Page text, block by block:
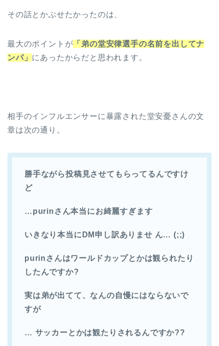
その話とかぶせたかったのは、
最大のポイントが 「弟の堂安律選手の名前を出してナ
ンパ」 にあったからだと思われます。
相手のインフルエンサーに暴露された堂安憂さんの文
章は次の通り。
勝手ながら投稿見させてもらってるんですけ
ど
…purinさん本当にお綺麗すぎます
いきなり本当にDM申し訳ありませ ん… (;;)
purinさんはワールドカップとかは観られたり
したんですか?
実は弟が出てて、なんの自慢にはならないで
すが
… サッカーとかは観たりされるんですか??